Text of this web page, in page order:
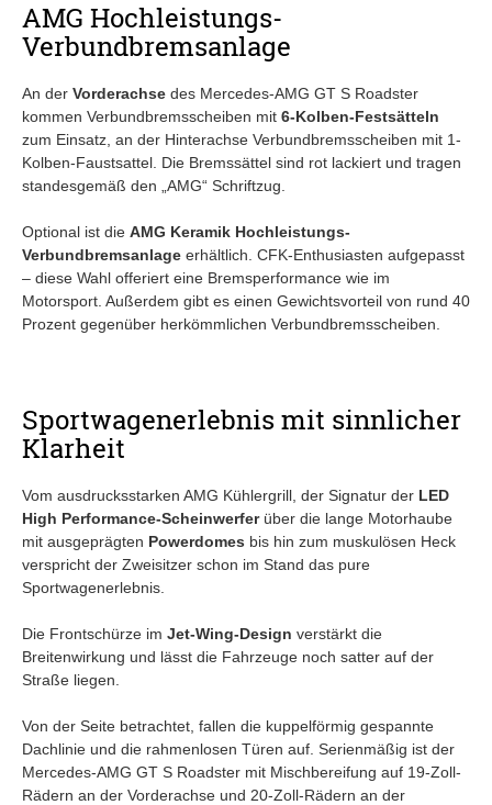
AMG Hochleistungs-
Verbundbremsanlage
An der Vorderachse des Mercedes-AMG GT S Roadster
kommen Verbundbremsscheiben mit 6-Kolben-Festsätteln
zum Einsatz, an der Hinterachse Verbundbremsscheiben mit 1-
Kolben-Faustsattel. Die Bremssättel sind rot lackiert und tragen
standesgemäß den „AMG“ Schriftzug.
Optional ist die AMG Keramik Hochleistungs-
Verbundbremsanlage erhältlich. CFK-Enthusiasten aufgepasst
– diese Wahl offeriert eine Bremsperformance wie im
Motorsport. Außerdem gibt es einen Gewichtsvorteil von rund 40
Prozent gegenüber herkömmlichen Verbundbremsscheiben.
Sportwagenerlebnis mit sinnlicher
Klarheit
Vom ausdrucksstarken AMG Kühlergrill, der Signatur der LED
High Performance-Scheinwerferüber die lange Motorhaube
mit ausgeprägten Powerdomes bis hin zum muskulösen Heck
verspricht der Zweisitzer schon im Stand das pure
Sportwagenerlebnis.
Die Frontschürze im Jet-Wing-Design verstärkt die
Breitenwirkung und lässt die Fahrzeuge noch satter auf der
Straße liegen.
Von der Seite betrachtet, fallen die kuppelförmig gespannte
Dachlinie und die rahmenlosen Türen auf. Serienmäßig ist der
Mercedes-AMG GT S Roadster mit Mischbereifung auf 19-Zoll-
Rädern an der Vorderachse und 20-Zoll-Rädern an der